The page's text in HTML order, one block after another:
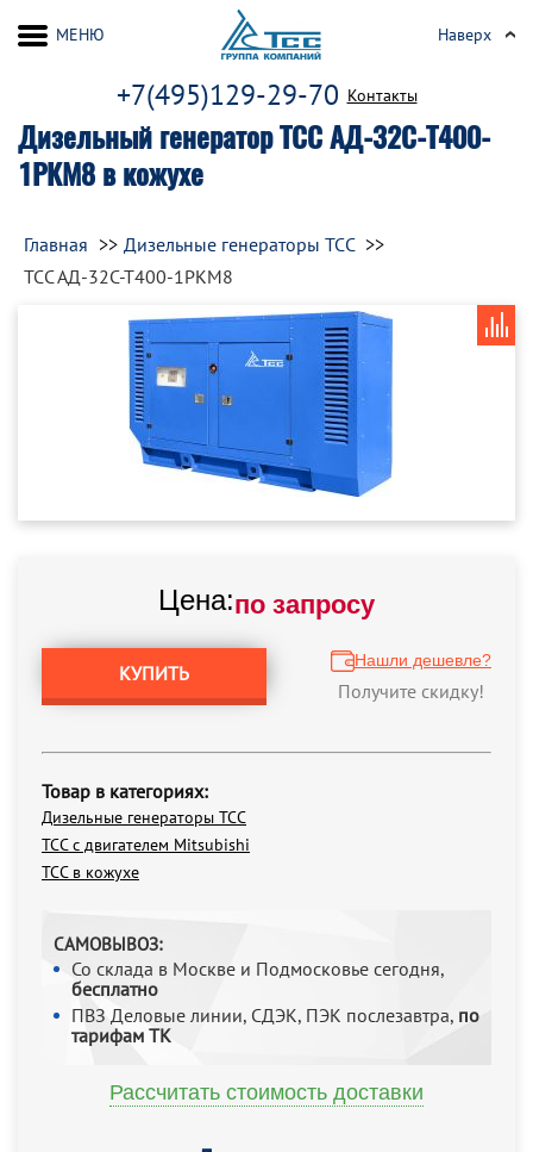
Дизельный генератор ТСС АД-32С-Т400-
1РКМ8 в кожухе
+7(495)129-29-70 Контакты
МЕНЮ Наверх
Главная
Дизельные генераторы ТСС
ТСС АД-32С-Т400-1РКМ8
Цена:по запросу
КУПИТЬ
Нашли дешевле?
Получите скидку!
Товар в категориях:
Дизельные генераторы ТСС
ТСС с двигателем Mitsubishi
ТСС в кожухе
САМОВЫВОЗ:
Со склада в Москве и Подмосковье сегодня,
бесплатно
ПВЗ Деловые линии, СДЭК, ПЭК послезавтра, по
тарифам ТК
Рассчитать стоимость доставки